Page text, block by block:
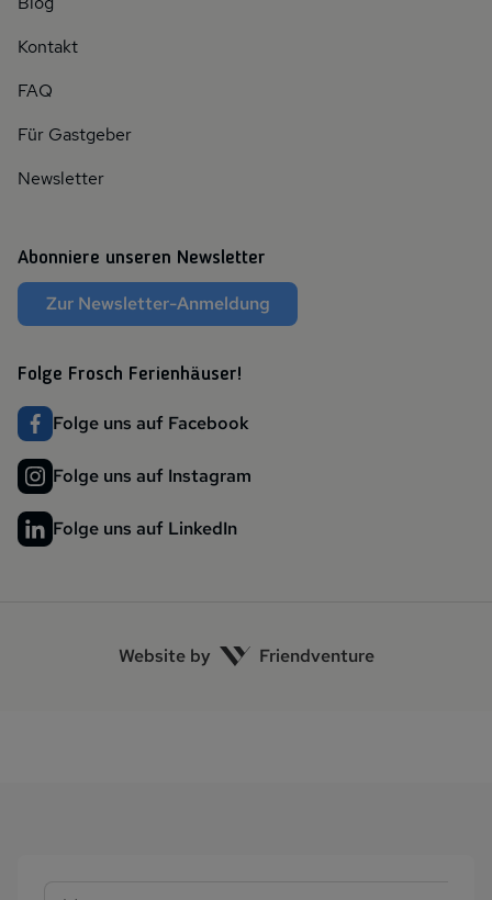
Kontakt
FAQ
Für Gastgeber
Newsletter
Abonniere unseren Newsletter
Zur Newsletter-Anmeldung
Folge Frosch Ferienhäuser!
Folge uns auf Facebook
Folge uns auf Instagram
Folge uns auf LinkedIn
Website by Friendventure